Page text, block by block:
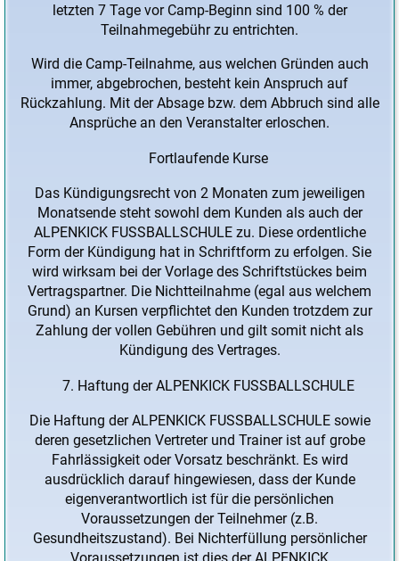
letzten 7 Tage vor Camp-Beginn sind 100 % der
Teilnahmegebühr zu entrichten.
Wird die Camp-Teilnahme, aus welchen Gründen auch
immer, abgebrochen, besteht kein Anspruch auf
Rückzahlung. Mit der Absage bzw. dem Abbruch sind alle
Ansprüche an den Veranstalter erloschen.
Fortlaufende Kurse
Das Kündigungsrecht von 2 Monaten zum jeweiligen
Monatsende steht sowohl dem Kunden als auch der
ALPENKICK FUSSBALLSCHULE zu. Diese ordentliche
Form der Kündigung hat in Schriftform zu erfolgen. Sie
wird wirksam bei der Vorlage des Schriftstückes beim
Vertragspartner. Die Nichtteilnahme (egal aus welchem
Grund) an Kursen verpflichtet den Kunden trotzdem zur
Zahlung der vollen Gebühren und gilt somit nicht als
Kündigung des Vertrages.
Haftung der ALPENKICK FUSSBALLSCHULE
Die Haftung der ALPENKICK FUSSBALLSCHULE sowie
deren gesetzlichen Vertreter und Trainer ist auf grobe
Fahrlässigkeit oder Vorsatz beschränkt. Es wird
ausdrücklich darauf hingewiesen, dass der Kunde
eigenverantwortlich ist für die persönlichen
Voraussetzungen der Teilnehmer (z.B.
Gesundheitszustand). Bei Nichterfüllung persönlicher